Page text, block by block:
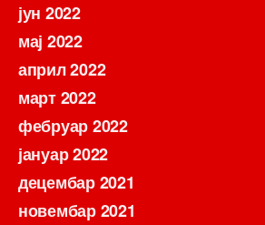
јун 2022
мај 2022
април 2022
март 2022
фебруар 2022
јануар 2022
децембар 2021
новембар 2021